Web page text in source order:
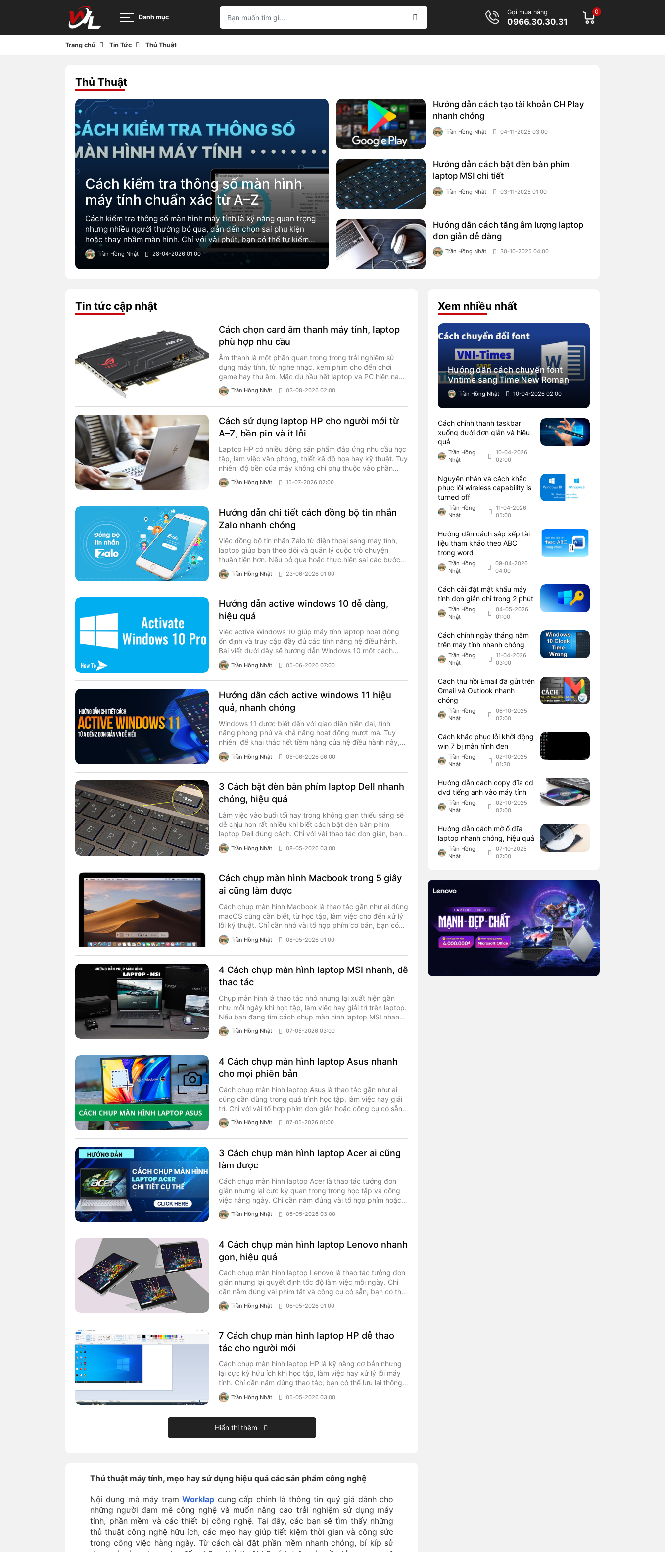
Danh mục
Gọi mua hàng
0966.30.30.31
0
Trang chủ Tin Tức Thủ Thuật
Thủ Thuật
Cách kiểm tra thông số màn hình
máy tính chuẩn xác từ A–Z
Cách kiểm tra thông số màn hình máy tính là kỹ năng quan trọng
nhưng nhiều người thường bỏ qua, dẫn đến chọn sai phụ kiện
hoặc thay nhầm màn hình. Chỉ với vài phút, bạn có thể tự kiểm
tra kích thước, độ phân giải, tần số quét và tấm nền chính xác
ngay trên máy, từ đó nâng cấp đúng nhu cầu và tối ưu trải
nghiệm hiển thị.
Trần Hồng Nhật 28-04-2026 01:00
Hướng dẫn cách tạo tài khoản CH Play
nhanh chóng
Trần Hồng Nhật 04-11-2025 03:00
Hướng dẫn cách bật đèn bàn phím
laptop MSI chi tiết
Trần Hồng Nhật 03-11-2025 01:00
Hướng dẫn cách tăng âm lượng laptop
đơn giản dễ dàng
Trần Hồng Nhật 30-10-2025 04:00
Tin tức cập nhật
Cách chọn card âm thanh máy tính, laptop
phù hợp nhu cầu
Âm thanh là một phần quan trọng trong trải nghiệm sử
dụng máy tính, từ nghe nhạc, xem phim cho đến chơi
game hay thu âm. Mặc dù hầu hết laptop và PC hiện nay
đều được trang bị card âm thanh onboard, nhưng không
phải lúc nào giải pháp tích hợp cũng đáp ứng tốt mọi nhu
cầu sử dụng.
Trần Hồng Nhật 03-08-2026 02:00
Cách sử dụng laptop HP cho người mới từ
A–Z, bền pin và ít lỗi
Laptop HP có nhiều dòng sản phẩm đáp ứng nhu cầu học
tập, làm việc văn phòng, thiết kế đồ họa hay kỹ thuật. Tuy
nhiên, độ bền của máy không chỉ phụ thuộc vào phần
cứng mà còn chịu ảnh hưởng bởi cách sử dụng, sạc pin
bảo quản trong quá trình sử dụng.
Trần Hồng Nhật 15-07-2026 02:00
Hướng dẫn chi tiết cách đồng bộ tin nhắn
Zalo nhanh chóng
Việc đồng bộ tin nhắn Zalo từ điện thoại sang máy tính,
laptop giúp bạn theo dõi và quản lý cuộc trò chuyện
thuận tiện hơn. Nếu bỏ qua hoặc thực hiện sai các bước
đồng bộ, dữ liệu tin nhắn cũ có thể không xuất hiện khi
đăng nhập trên thiết bị mới.
Trần Hồng Nhật 23-06-2026 01:00
Hướng dẫn active windows 10 dễ dàng,
hiệu quả
Việc active Windows 10 giúp máy tính laptop hoạt động
ổn định và truy cập đầy đủ các tính năng hệ điều hành.
Bài viết dưới đây sẽ hướng dẫn Windows 10 một cách
nhanh chóng và hợp lệ.
Trần Hồng Nhật 05-06-2026 07:00
Hướng dẫn cách active windows 11 hiệu
quả, nhanh chóng
Windows 11 được biết đến với giao diện hiện đại, tính
năng phong phú và khả năng hoạt động mượt mà. Tuy
nhiên, để khai thác hết tiềm năng của hệ điều hành này,
người dùng cần thực hiện cách active windows 11 chính
thức.
Trần Hồng Nhật 05-06-2026 06:00
3 Cách bật đèn bàn phím laptop Dell nhanh
chóng, hiệu quả
Làm việc vào buổi tối hay trong không gian thiếu sáng sẽ
dễ chịu hơn rất nhiều khi biết cách bật đèn bàn phím
laptop Dell đúng cách. Chỉ với vài thao tác đơn giản, bạn
đã có thể nhìn rõ từng phím bấm, hạn chế gõ sai và tăng
trải nghiệm sử dụng máy mỗi ngày.
Trần Hồng Nhật 08-05-2026 03:00
Cách chụp màn hình Macbook trong 5 giây
ai cũng làm được
Cách chụp màn hình Macbook là thao tác gần như ai dùng
macOS cũng cần biết, từ học tập, làm việc cho đến xử lý
lỗi kỹ thuật. Chỉ cần nhớ vài tổ hợp phím cơ bản, bạn có
thể lưu lại toàn bộ màn hình, chụp từng cửa sổ hoặc quay
video màn hình cực nhanh mà không cần cài thêm phần
mềm.
Trần Hồng Nhật 08-05-2026 01:00
4 Cách chụp màn hình laptop MSI nhanh, dễ
thao tác
Chụp màn hình là thao tác nhỏ nhưng lại xuất hiện gần
như mỗi ngày khi học tập, làm việc hay giải trí trên laptop.
Nếu bạn đang tìm cách chụp màn hình laptop MSI nhanh
gọn, dễ thực hiện mà không cần cài đặt phức tạp thì bài
viết dưới đây sẽ giúp bạn thao tác chỉ trong vài giây.
Trần Hồng Nhật 07-05-2026 03:00
4 Cách chụp màn hình laptop Asus nhanh
cho mọi phiên bản
Cách chụp màn hình laptop Asus là thao tác gần như ai
cũng cần dùng trong quá trình học tập, làm việc hay giải
trí. Chỉ với vài tổ hợp phím đơn giản hoặc công cụ có sẵn
trên Windows, bạn đã có thể lưu lại thông tin quan trọng
trong vài giây mà không cần cài thêm phần mềm phức
tạp.
Trần Hồng Nhật 07-05-2026 01:00
3 Cách chụp màn hình laptop Acer ai cũng
làm được
Cách chụp màn hình laptop Acer là thao tác tưởng đơn
giản nhưng lại cực kỳ quan trọng trong học tập và công
việc hằng ngày. Chỉ cần nắm đúng vài tổ hợp phím hoặc
công cụ có sẵn, bạn có thể lưu lại thông tin trong vài giây
mà không cần cài thêm phần mềm.
Trần Hồng Nhật 06-05-2026 03:00
4 Cách chụp màn hình laptop Lenovo nhanh
gọn, hiệu quả
Cách chụp màn hình laptop Lenovo là thao tác tưởng đơn
giản nhưng lại quyết định tốc độ làm việc mỗi ngày. Chỉ
cần nắm đúng vài phím tắt và công cụ có sẵn, bạn có thể
tiết kiệm hàng giờ thao tác thủ công.
Trần Hồng Nhật 06-05-2026 01:00
7 Cách chụp màn hình laptop HP dễ thao
tác cho người mới
Cách chụp màn hình laptop HP là kỹ năng cơ bản nhưng
lại cực kỳ hữu ích khi học tập, làm việc hay xử lý lỗi máy
tính. Chỉ cần nắm đúng thao tác, bạn có thể lưu lại thông
tin quan trọng, gửi ảnh nhanh cho đồng nghiệp hoặc ghi
lại từng bước hướng dẫn chỉ trong vài giây.
Trần Hồng Nhật 05-05-2026 03:00
Hiển thị thêm
Thủ thuật máy tính, mẹo hay sử dụng hiệu quả các sản phẩm công nghệ
Nội dung mà máy trạmWorklap cung cấp chính là thông tin quý giá dành cho
những người đam mê công nghệ và muốn nâng cao trải nghiệm sử dụng máy
tính, phần mềm và các thiết bị công nghệ. Tại đây, các bạn sẽ tìm thấy những
thủ thuật công nghệ hữu ích, các mẹo hay giúp tiết kiệm thời gian và công sức
trong công việc hàng ngày. Từ cách cài đặt phần mềm nhanh chóng, bí kíp sử
Xem nhiều nhất
Hướng dẫn cách chuyển font
Vntime sang Time New Roman
Trần Hồng Nhật 10-04-2026 02:00
Cách chỉnh thanh taskbar
xuống dưới đơn giản và hiệu
quả
Trần Hồng
Nhật
10-04-2026
02:00
Nguyên nhân và cách khắc
phục lỗi wireless capability is
turned off
Trần Hồng
Nhật
11-04-2026
05:00
Hướng dẫn cách sắp xếp tài
liệu tham khảo theo ABC
trong word
Trần Hồng
Nhật
09-04-2026
04:00
Cách cài đặt mật khẩu máy
tính đơn giản chỉ trong 2 phút
Trần Hồng
Nhật
04-05-2026
01:00
Cách chỉnh ngày tháng năm
trên máy tính nhanh chóng
Trần Hồng
Nhật
11-04-2026
03:00
Cách thu hồi Email đã gửi trên
Gmail và Outlook nhanh
chóng
Trần Hồng
Nhật
06-10-2025
02:00
Cách khắc phục lỗi khởi động
win 7 bị màn hình đen
Trần Hồng
Nhật
02-10-2025
01:30
Hướng dẫn cách copy đĩa cd
dvd tiếng anh vào máy tính
Trần Hồng
Nhật
02-10-2025
02:00
Hướng dẫn cách mở ổ đĩa
laptop nhanh chóng, hiệu quả
Trần Hồng
Nhật
07-10-2025
02:00